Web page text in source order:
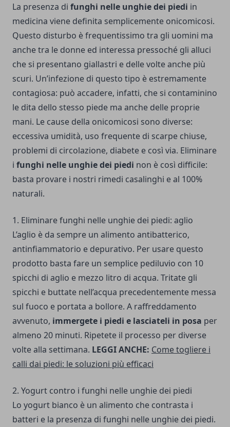
La presenza di funghi nelle unghie dei piedi in
medicina viene definita semplicemente onicomicosi.
Questo disturbo è frequentissimo tra gli uomini ma
anche tra le donne ed interessa pressoché gli alluci
che si presentano giallastri e delle volte anche più
scuri. Un’infezione di questo tipo è estremamente
contagiosa: può accadere, infatti, che si contaminino
le dita dello stesso piede ma anche delle proprie
mani. Le cause della onicomicosi sono diverse:
eccessiva umidità, uso frequente di scarpe chiuse,
problemi di circolazione, diabete e così via. Eliminare
i funghi nelle unghie dei piedi non è così difficile:
basta provare i nostri rimedi casalinghi e al 100%
naturali.
1. Eliminare funghi nelle unghie dei piedi: aglio
L’aglio è da sempre un alimento antibatterico,
antinfiammatorio e depurativo. Per usare questo
prodotto basta fare un semplice pediluvio con 10
spicchi di aglio e mezzo litro di acqua. Tritate gli
spicchi e buttate nell’acqua precedentemente messa
sul fuoco e portata a bollore. A raffreddamento
avvenuto, immergete i piedi e lasciateli in posa per
almeno 20 minuti. Ripetete il processo per diverse
volte alla settimana. LEGGI ANCHE: Come togliere i
calli dai piedi: le soluzioni più efficaci
2. Yogurt contro i funghi nelle unghie dei piedi
Lo yogurt bianco è un alimento che contrasta i
batteri e la presenza di funghi nelle unghie dei piedi.